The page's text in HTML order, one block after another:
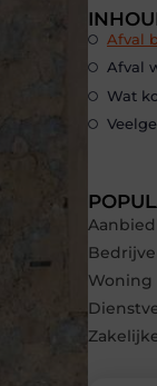
Afval
Afval
Wat
Woning